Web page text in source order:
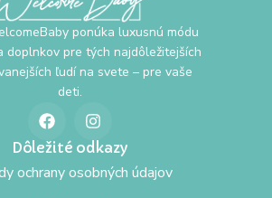
ponúka luxusnú módu
doplnkov pre tých najdôležitejších
ľudí na svete – pre vaše
deti.
Dôležité odkazy
ochrany osobných údajov